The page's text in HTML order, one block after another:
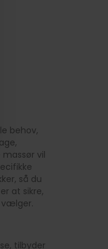
behov,
vil
så du
at sikre,
vælger.
tilbyder